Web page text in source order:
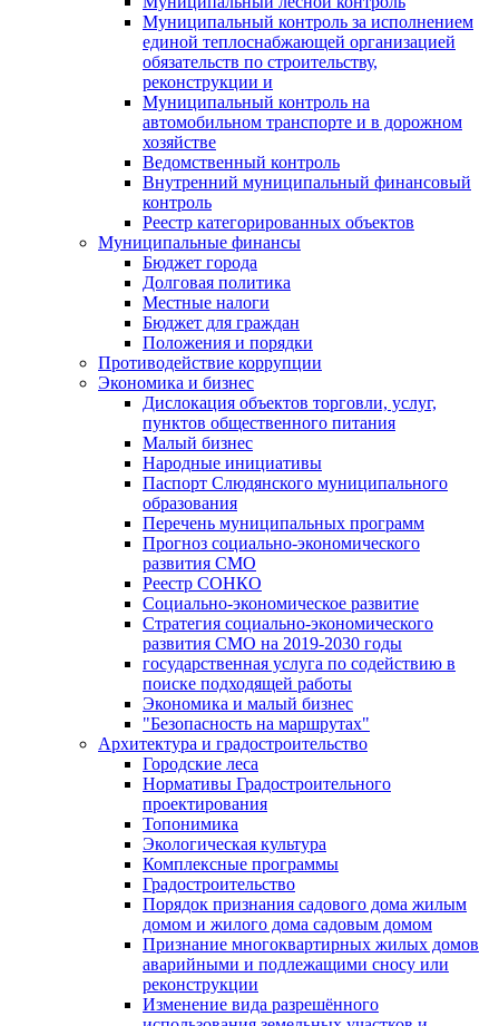
Муниципальный контроль за исполнением
единой теплоснабжающей организацией
обязательств по строительству,
реконструкции и
Муниципальный контроль на
автомобильном транспорте и в дорожном
хозяйстве
Ведомственный контроль
Внутренний муниципальный финансовый
контроль
Реестр категорированных объектов
Муниципальные финансы
Бюджет города
Долговая политика
Местные налоги
Бюджет для граждан
Положения и порядки
Противодействие коррупции
Экономика и бизнес
Дислокация объектов торговли, услуг,
пунктов общественного питания
Малый бизнес
Народные инициативы
Паспорт Слюдянского муниципального
образования
Перечень муниципальных программ
Прогноз социально-экономического
развития СМО
Реестр СОНКО
Социально-экономическое развитие
Стратегия социально-экономического
развития СМО на 2019-2030 годы
государственная услуга по содействию в
поиске подходящей работы
Экономика и малый бизнес
"Безопасность на маршрутах"
Архитектура и градостроительство
Городские леса
Нормативы Градостроительного
проектирования
Топонимика
Экологическая культура
Комплексные программы
Градостроительство
Порядок признания садового дома жилым
домом и жилого дома садовым домом
Признание многоквартирных жилых домов
аварийными и подлежащими сносу или
реконструкции
Изменение вида разрешённого